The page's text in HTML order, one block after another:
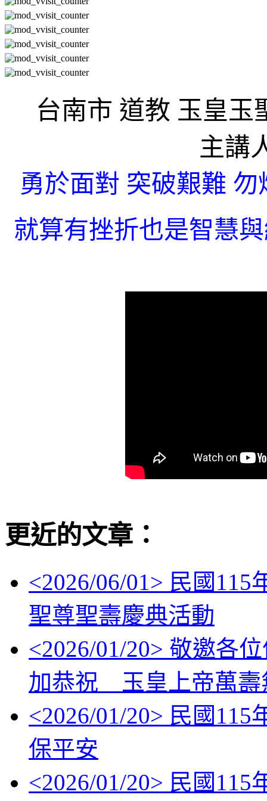
台南市 道教 玉皇玉
主講
勇於面對 突破艱難
就算有挫折也是智慧
更近的文章：
<2026/06/01> 民國115
聖尊聖壽慶典活動
<2026/01/20> 敬邀各
加恭祝 玉皇上帝萬壽
<2026/01/20> 民國115
保平安
<2026/01/20> 民國115